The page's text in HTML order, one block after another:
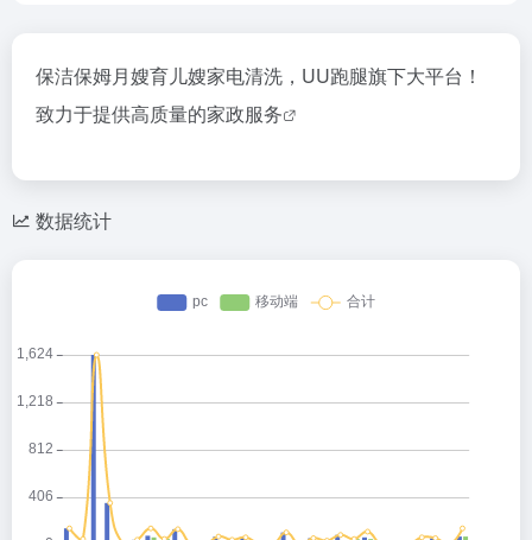
保洁保姆月嫂育儿嫂家电清洗，UU跑腿旗下大平台！
致力于提供高质量的家政服务
数据统计